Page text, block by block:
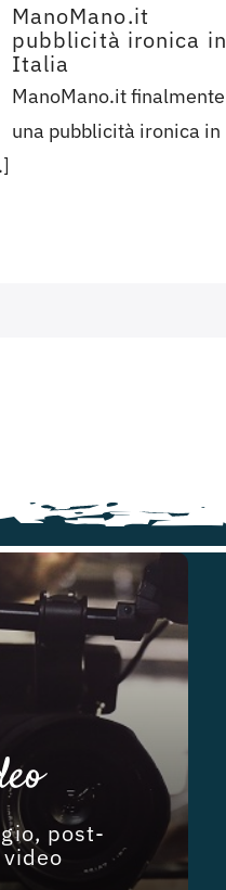
ManoMano.it
pubblicità ironica in
Italia
ManoMano.it finalmente
una pubblicità ironica in
post-